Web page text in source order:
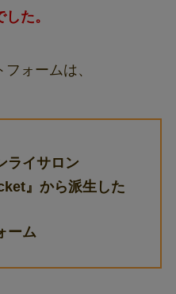
た。
ォームは、
ライサロン
』から派生した
ーム